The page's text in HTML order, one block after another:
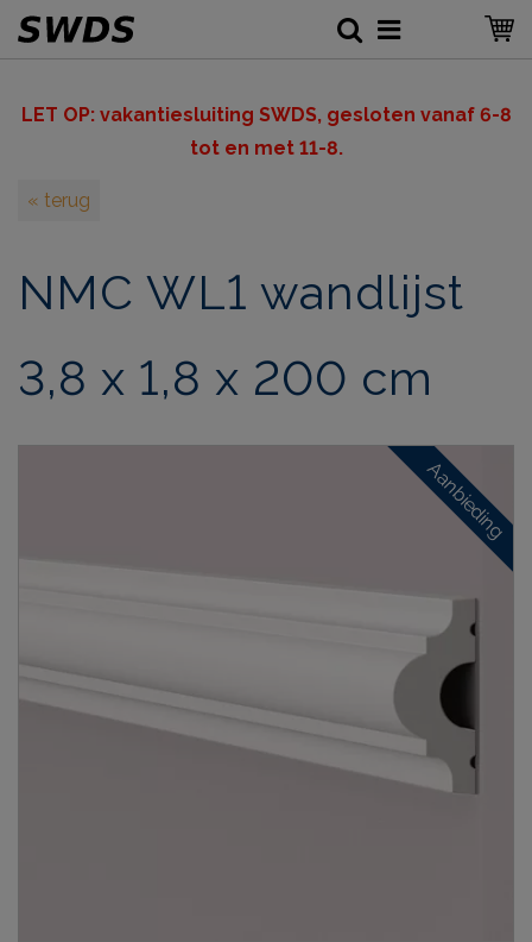
LET OP: vakantiesluiting SWDS, gesloten vanaf 6-8
tot en met 11-8.
« terug
NMC WL1 wandlijst
3,8 x 1,8 x 200 cm
Aanbieding